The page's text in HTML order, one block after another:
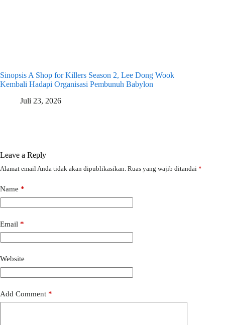
Sinopsis A Shop for Killers Season 2, Lee Dong Wook
Kembali Hadapi Organisasi Pembunuh Babylon
Juli 23, 2026
Leave a Reply
Alamat email Anda tidak akan dipublikasikan. Ruas yang wajib ditandai *
Name *
Email *
Website
Add Comment *